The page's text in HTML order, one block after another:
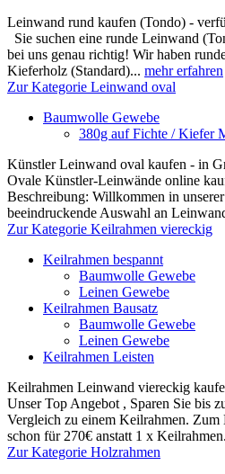
Leinwand rund kaufen (Tondo) -
Sie suchen eine runde Leinwand
bei uns genau richtig! Wir haben
Kieferholz (Standard)... mehr erfahren
Zur Kategorie Leinwand oval
Baumwolle Gewebe
380g auf Fichte / Kiefer
Künstler Leinwand oval kaufen - in
Ovale Künstler-Leinwände online
Beschreibung: Willkommen in
beeindruckende Auswahl an
Zur Kategorie Keilrahmen viereckig
Keilrahmen bespannt
Baumwolle Gewebe
Leinen Gewebe
Keilrahmen Bausatz
Baumwolle Gewebe
Leinen Gewebe
Keilrahmen Leisten
Keilrahmen Leinwand viereckig
Unser Top Angebot , Sparen Sie bis
Vergleich zu einem Keilrahmen. Zum
schon für 270€ anstatt 1 x
Zur Kategorie Holzrahmen